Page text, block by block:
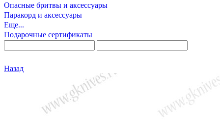
Опасные бритвы и аксессуары
Паракорд и аксессуары
Еще...
Подарочные сертификаты
Назад